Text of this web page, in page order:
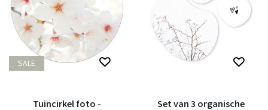
SALE
Tuincirkel foto -
Set van 3 organische